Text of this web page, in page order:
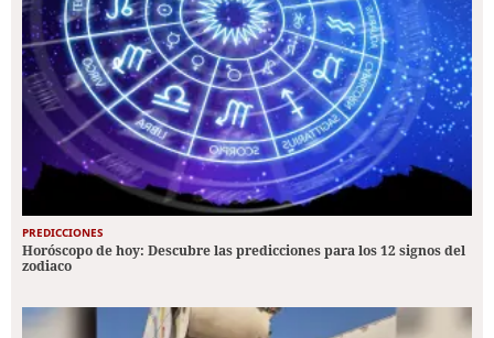
PREDICCIONES
Horóscopo de hoy: Descubre las predicciones para los 12 signos del
zodiaco